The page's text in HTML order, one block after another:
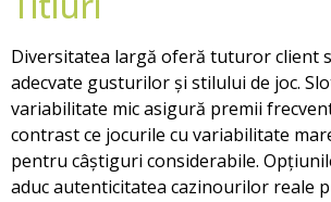
Diversitatea largă oferă tuturor client
adecvate gusturilor și stilului de joc.
variabilitate mic asigură premii
contrast ce jocurile cu variabilitate
pentru câștiguri considerabile.
aduc autenticitatea cazinourilor reale